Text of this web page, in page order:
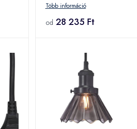
Több információ
od 28 235 Ft